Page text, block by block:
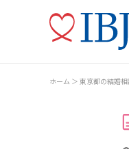
ホーム 東京都の結婚